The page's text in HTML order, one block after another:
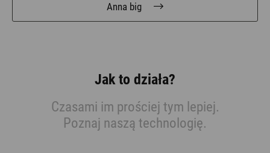
Anna big
Jak to działa?
Czasami im prościej tym lepiej.
Poznaj naszą technologię.